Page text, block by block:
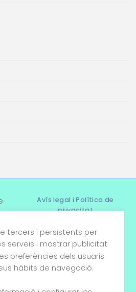
Avís legal i Política de
privacitat
Termes i condicions
Política de cookies
tercers i persistents per
serveis i mostrar publicitat
preferències dels usuaris
hàbits de navegació.